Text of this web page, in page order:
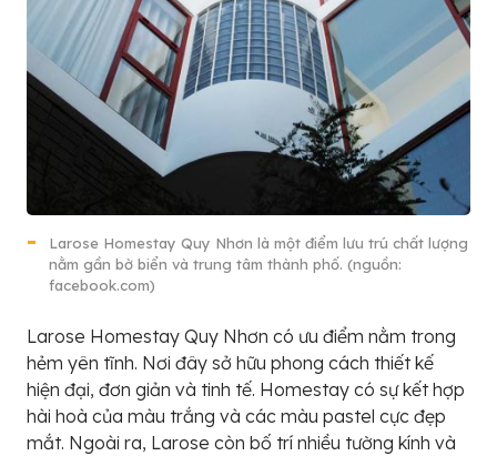
Larose Homestay Quy Nhơn là một điểm lưu trú chất lượng
nằm gần bờ biển và trung tâm thành phố. (nguồn:
facebook.com)
Larose Homestay Quy Nhơn có ưu điểm nằm trong
hẻm yên tĩnh. Nơi đây sở hữu phong cách thiết kế
hiện đại, đơn giản và tinh tế. Homestay có sự kết hợp
hài hoà của màu trắng và các màu pastel cực đẹp
mắt. Ngoài ra, Larose còn bố trí nhiều tường kính và